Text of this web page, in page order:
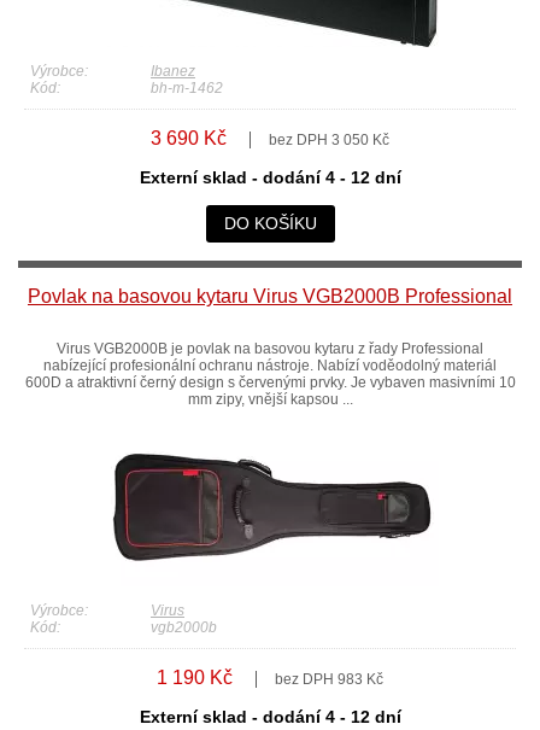
Výrobce:
Ibanez
Kód:
bh-m-1462
3 690 Kč bez DPH 3 050 Kč
Externí sklad - dodání 4 - 12 dní
DO KOŠÍKU
Povlak na basovou kytaru Virus VGB2000B Professional
Virus VGB2000B je povlak na basovou kytaru z řady Professional
nabízející profesionální ochranu nástroje. Nabízí voděodolný materiál
600D a atraktivní černý design s červenými prvky. Je vybaven masivními 10
mm zipy, vnější kapsou ...
Výrobce:
Virus
Kód:
vgb2000b
1 190 Kč bez DPH 983 Kč
Externí sklad - dodání 4 - 12 dní